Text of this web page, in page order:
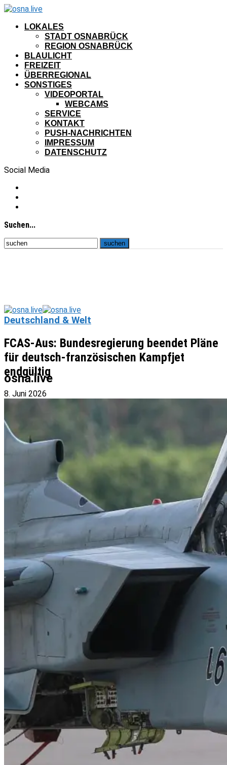
LOKALES
STADT OSNABRÜCK
REGION OSNABRÜCK
BLAULICHT
FREIZEIT
ÜBERREGIONAL
SONSTIGES
VIDEOPORTAL
WEBCAMS
SERVICE
KONTAKT
PUSH-NACHRICHTEN
IMPRESSUM
DATENSCHUTZ
Social Media
Suchen...
osna.live
Deutschland & Welt
FCAS-Aus: Bundesregierung beendet Pläne
für deutsch-französischen Kampfjet
endgültig
8. Juni 2026